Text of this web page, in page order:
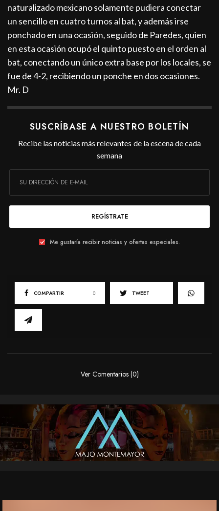
naturalizado mexicano solamente pudiera conectar
un sencillo en cuatro turnos al bat, y además irse
ponchado en una ocasión, seguido de Paredes, quien
en esta ocasión ocupó el quinto puesto en el orden al
bat, conectando un único extra base por los locales, se
fue de 4-2, recibiendo un ponche en dos ocasiones.
Mr. D
SUSCRÍBASE A NUESTRO BOLETÍN
Recibe las noticias más relevantes de la escena de cada
semana
REGÍSTRATE
Me gustaría recibir noticias y ofertas especiales.
COMPARTIR 0 TWEET
Ver Comentarios (0)